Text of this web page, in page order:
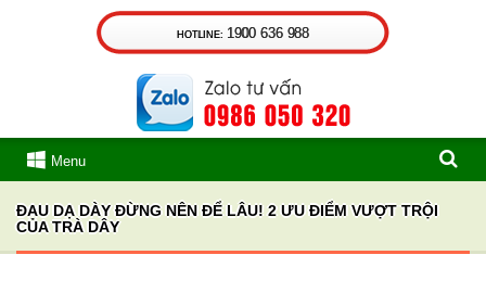
HOTLINE: 1900 636 988
Menu
ĐAU DẠ DÀY ĐỪNG NÊN ĐỂ LÂU! 2 ƯU ĐIỂM VƯỢT TRỘI
CỦA TRÀ DÂY